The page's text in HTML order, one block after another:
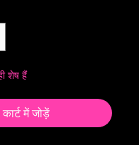
शेष हैं
कार्ट में जोड़ें